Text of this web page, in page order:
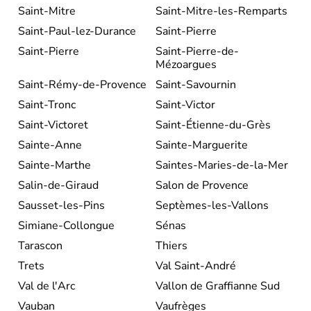
Saint-Mitre
Saint-Mitre-les-Remparts
Saint-Paul-lez-Durance
Saint-Pierre
Saint-Pierre
Saint-Pierre-de-
Mézoargues
Saint-Rémy-de-Provence
Saint-Savournin
Saint-Tronc
Saint-Victor
Saint-Victoret
Saint-Étienne-du-Grès
Sainte-Anne
Sainte-Marguerite
Sainte-Marthe
Saintes-Maries-de-la-Mer
Salin-de-Giraud
Salon de Provence
Sausset-les-Pins
Septèmes-les-Vallons
Simiane-Collongue
Sénas
Tarascon
Thiers
Trets
Val Saint-André
Val de l'Arc
Vallon de Graffianne Sud
Vauban
Vaufrèges